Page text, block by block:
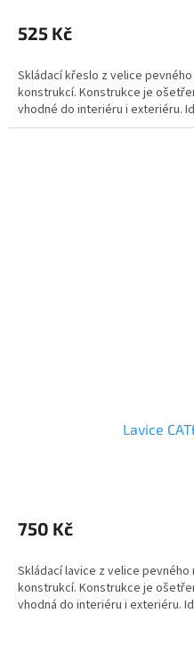
525 Kč
Skládací křeslo z velice
konstrukcí. Konstrukce je
vhodné do interiéru i exteriéru.
Lavice
750 Kč
Skládací lavice z velice pevného
konstrukcí. Konstrukce je
vhodná do interiéru i exteriéru.